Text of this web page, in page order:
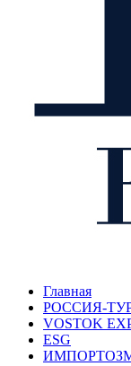
Главная
РОССИЯ-
VOSTOK
ESG